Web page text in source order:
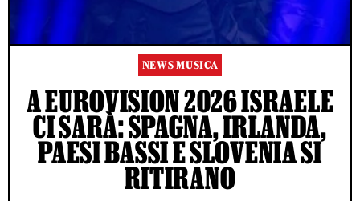
NEWS MUSICA
A EUROVISION 2026 ISRAELE
CI SARÀ: SPAGNA, IRLANDA,
PAESI BASSI E SLOVENIA SI
RITIRANO